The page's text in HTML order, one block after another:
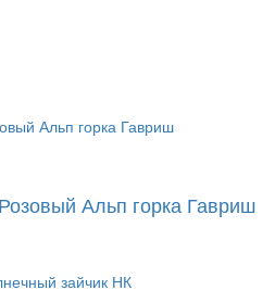
Альп горка Гавриш